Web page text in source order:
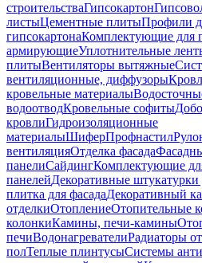
строительстваГипсокартон
листыЦементные плитыПрофили
гипсокартонаКомплектующие для
армирующиеУплотнительные
плитыВентиляторы вытяжные
вентиляционные, диффузоры
кровельные материалы
водоотводКровельные софиты
кровлиГидроизоляционные
материалыШиферПрофнастил
вентиляцияОтделка фасада
панелиСайдингКомплектующие
панелейДекоративные штукатурки
плитка для фасадаДекоративный
отделкиОтоплениеОтопительные
колонкиКамины, печи-камины
печиВодонагревателиРадиаторы
полТеплые плинтусыСистемы